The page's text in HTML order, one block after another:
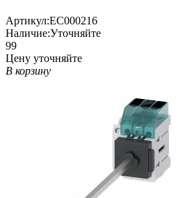
Артикул:EC000216
Наличие:Уточняйте
99
Цену уточняйте
В корзину